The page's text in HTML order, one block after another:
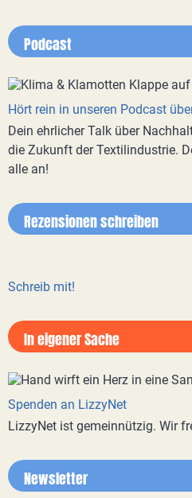
Podcast
Hört rein in unseren Podcast
Dein ehrlicher Talk über
die Zukunft der Textilindustrie.
alle an!
Rezensionen schreiben
Schreib mit!
In eigener Sache
Spenden an LizzyNet
LizzyNet ist gemeinnützig. Wir
Newsletter